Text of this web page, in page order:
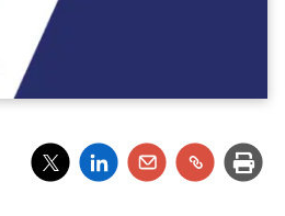
Partager
l'article
Partager
l'article
Partager
l'article
Partager
l'article